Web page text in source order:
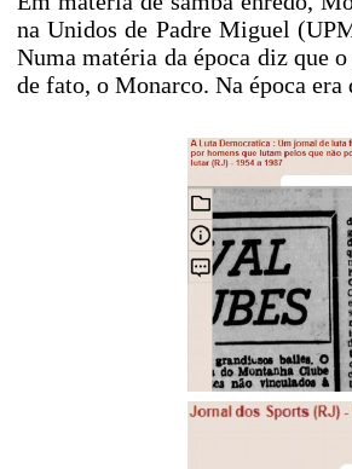
na Unidos de Padre Miguel
Numa matéria da época diz que
de fato, o Monarco. Na época